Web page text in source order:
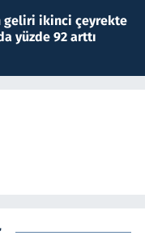
geliri ikinci çeyrekte
yüzde 92 arttı